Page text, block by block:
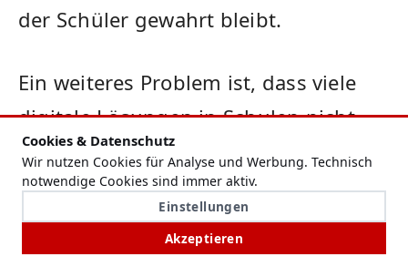
Cookies & Datenschutz
Wir nutzen Cookies für Analyse und Werbung. Technisch
notwendige Cookies sind immer aktiv.
Einstellungen
Akzeptieren
der Schüler ⁣gewahrt bleibt.
Ein weiteres Problem ist,⁤ dass viele
digitale⁤ Lösungen in Schulen⁣ nicht
ausreichend gegen Cyberangriffe ​
geschützt sind. Hacker können
versuchen, auf die Datenbanken ⁤und
Systeme zuzugreifen, um sensible